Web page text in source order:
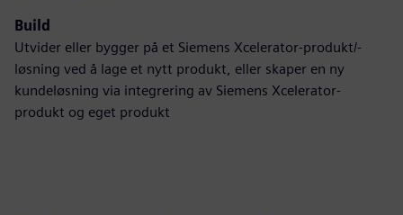
Build
Utvider eller bygger på et Siemens Xcelerator-produkt/-
løsning ved å lage et nytt produkt, eller skaper en ny
kundeløsning via integrering av Siemens Xcelerator-
produkt og eget produkt